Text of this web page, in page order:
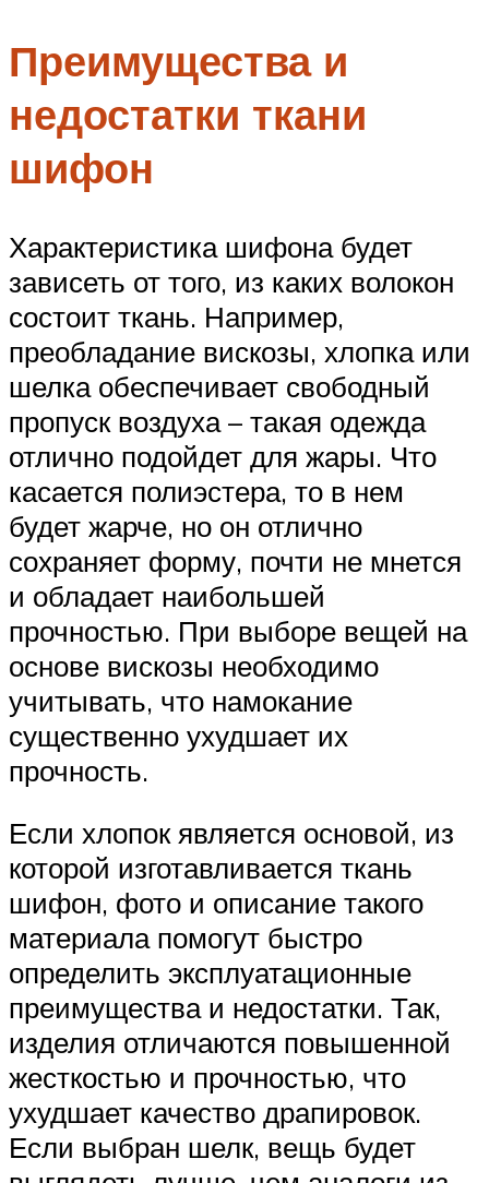
Преимущества и
недостатки ткани
шифон
Характеристика шифона будет
зависеть от того, из каких волокон
состоит ткань. Например,
преобладание вискозы, хлопка или
шелка обеспечивает свободный
пропуск воздуха – такая одежда
отлично подойдет для жары. Что
касается полиэстера, то в нем
будет жарче, но он отлично
сохраняет форму, почти не мнется
и обладает наибольшей
прочностью. При выборе вещей на
основе вискозы необходимо
учитывать, что намокание
существенно ухудшает их
прочность.
Если хлопок является основой, из
которой изготавливается ткань
шифон, фото и описание такого
материала помогут быстро
определить эксплуатационные
преимущества и недостатки. Так,
изделия отличаются повышенной
жесткостью и прочностью, что
ухудшает качество драпировок.
Если выбран шелк, вещь будет